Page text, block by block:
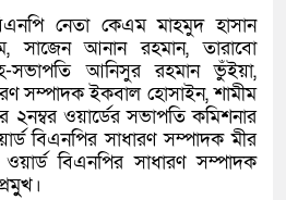
নেতা কেএম মাহমুদ হাসান
সাজেন আনান রহমান, তারাবো
সভাপতি আনিসুর রহমান ভুঁইয়া,
সম্পাদক ইকবাল হোসাইন, শামীম
ওয়ার্ডের সভাপতি কমিশনার
বিএনপির সাধারণ সম্পাদক মীর
বিএনপির সাধারণ সম্পাদক